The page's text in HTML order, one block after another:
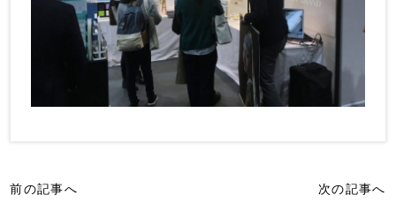
前の記事へ 次の記事へ